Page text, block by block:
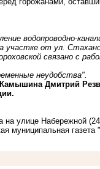
водопроводно-
участке от ул.
связано с
неудобства".
Дмитрий
на улице Набережной
муниципальная газета